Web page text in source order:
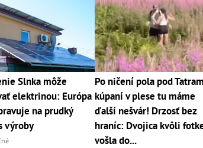
Slnka môže
elektrinou: Európa
na prudký
výroby
Po ničení pola pod
kúpaní v plese tu máme
ďalší nešvár! Drzosť bez
hraníc: Dvojica kvôli
vošla do...